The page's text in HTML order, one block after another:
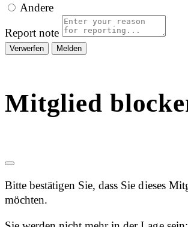
Andere
Report note
Melden
Mitglied
Bitte bestätigen Sie, dass Sie dieses
möchten.